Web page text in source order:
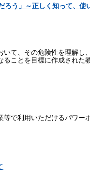
ろう」～正しく知って、使
いて、その危険性を理解し
ことを目標に作成された教
で利用いただけるパワー